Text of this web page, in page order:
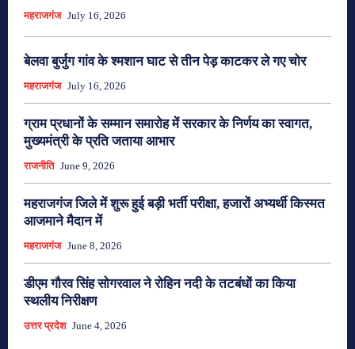
महराजगंज July 16, 2026
बेलवा बुर्जुग गांव के श्मशान घाट से तीन पेड़ काटकर ले गए चोर
महराजगंज July 16, 2026
ग्राम प्रधानों के सम्मान समारोह में सरकार के निर्णय का स्वागत,
मुख्यमंत्री के प्रति जताया आभार
राजनीति June 9, 2026
महराजगंज जिले में शुरू हुई बड़ी भर्ती परीक्षा, हजारों अभ्यर्थी किस्मत
आजमाने मैदान में
महराजगंज June 8, 2026
डीएम गौरव सिंह सोगरवाल ने रोहिन नदी के तटबंधों का किया
स्थलीय निरीक्षण
उत्तर प्रदेश June 4, 2026